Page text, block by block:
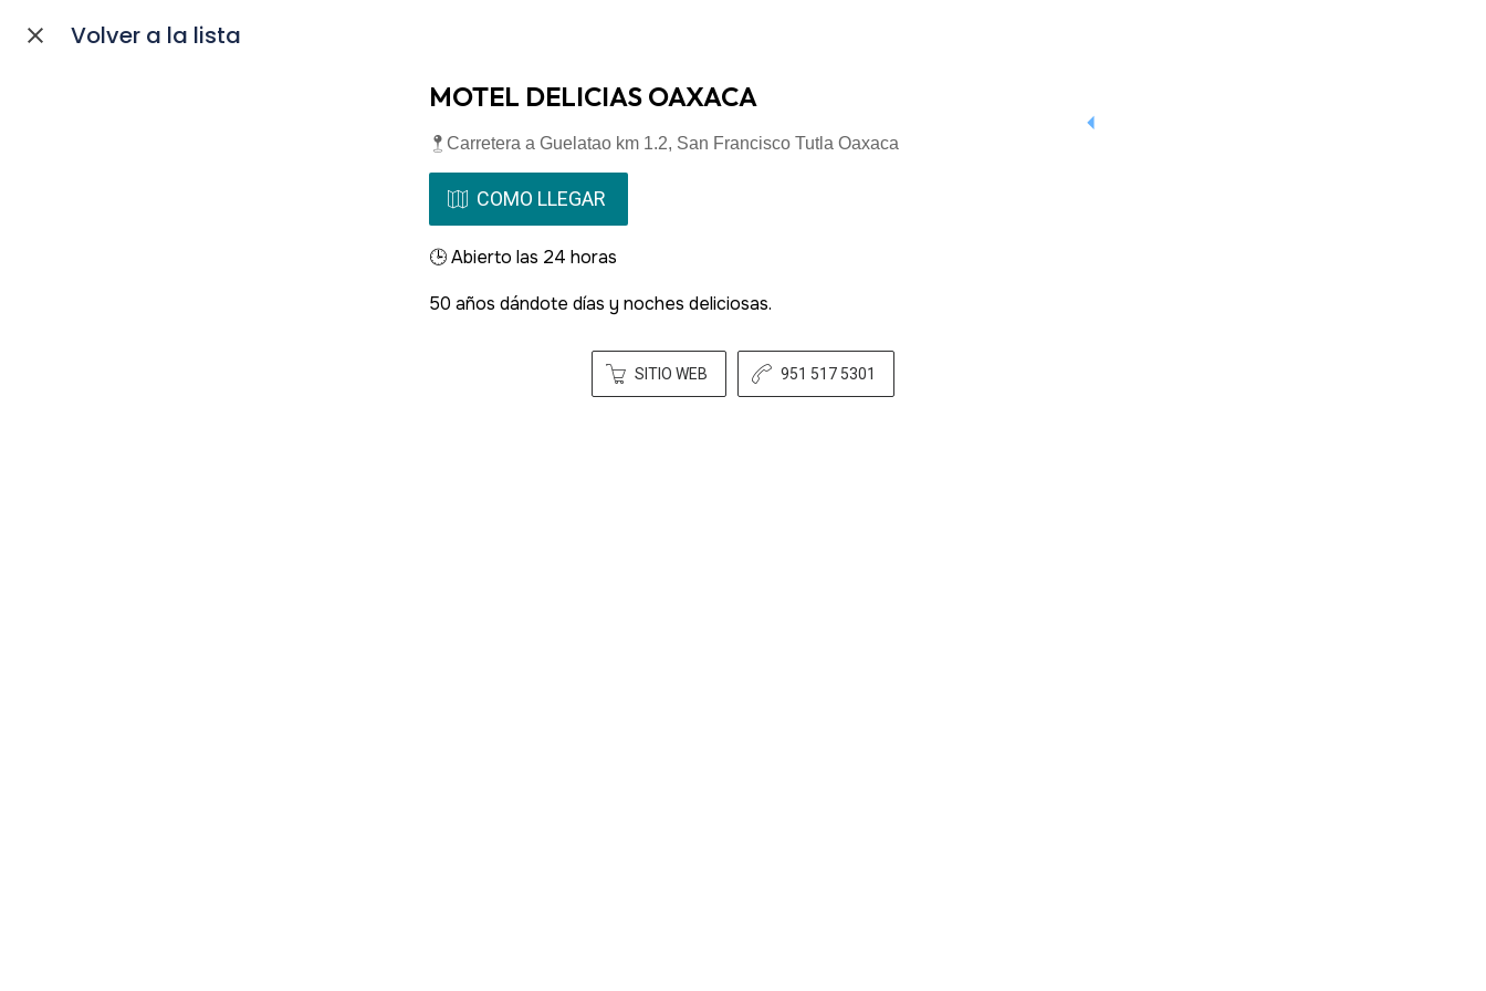
Volver a la lista
MOTEL DELICIAS OAXACA
Carretera a Guelatao km 1.2, San Francisco Tutla Oaxaca
COMO LLEGAR
🕒 Abierto las 24 horas
50 años dándote días y noches deliciosas.
SITIO WEB 951 517 5301